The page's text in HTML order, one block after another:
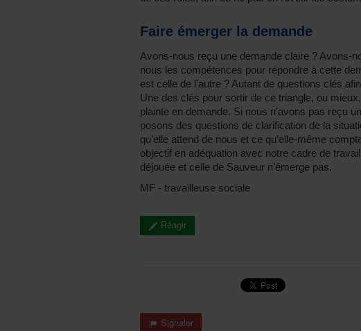
Faire émerger la demande
Avons-nous reçu une demande claire ? Avons-
nous les compétences pour répondre à cette
est celle de l’autre ? Autant de questions clés
Une des clés pour sortir de ce triangle, ou
plainte en demande. Si nous n’avons pas reçu
posons des questions de clarification de la
qu’elle attend de nous et ce qu’elle-même
objectif en adéquation avec notre cadre de
déjouée et celle de Sauveur n’émerge pas.
MF - travailleuse sociale
Réagir
Signaler